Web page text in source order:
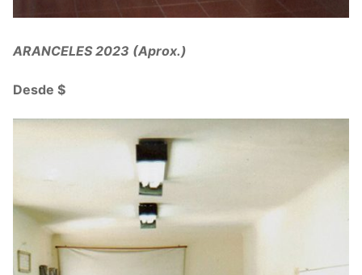
ARANCELES 2023 (Aprox.)
Desde $